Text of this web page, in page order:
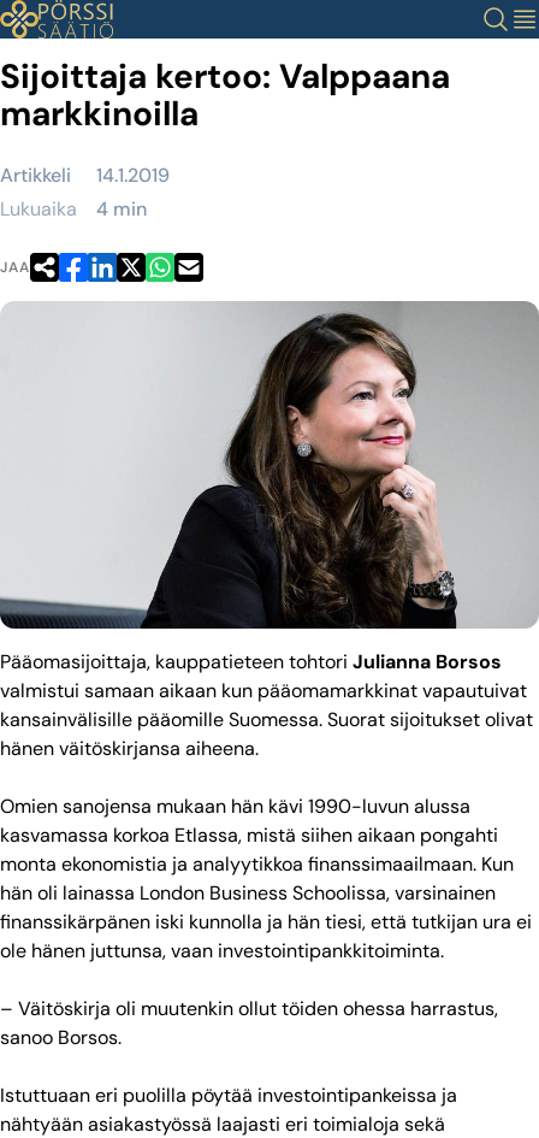
Siirry
sisältöön
Haku
Sijoittaja kertoo: Valppaana
markkinoilla
Artikkeli
14.1.2019
Lukuaika
4 min
JAA
Pääomasijoittaja, kauppatieteen tohtori Julianna Borsos
valmistui samaan aikaan kun pääomamarkkinat vapautuivat
kansainvälisille pääomille Suomessa. Suorat sijoitukset olivat
hänen väitöskirjansa aiheena.
Omien sanojensa mukaan hän kävi 1990-luvun alussa
kasvamassa korkoa Etlassa, mistä siihen aikaan pongahti
monta ekonomistia ja analyytikkoa finanssimaailmaan. Kun
hän oli lainassa London Business Schoolissa, varsinainen
finanssikärpänen iski kunnolla ja hän tiesi, että tutkijan ura ei
ole hänen juttunsa, vaan investointipankkitoiminta.
– Väitöskirja oli muutenkin ollut töiden ohessa harrastus,
sanoo Borsos.
Istuttuaan eri puolilla pöytää investointipankeissa ja
nähtyään asiakastyössä laajasti eri toimialoja sekä